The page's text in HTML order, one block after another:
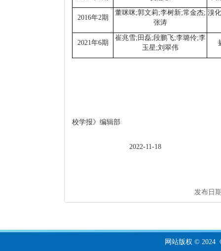
2016年2期
董咪咪;郭文莉;李树新;常金杰;
张涛
溴
2021年6期
崔兆雪; 田磊;段鹏飞;李璐伶;李
玉星;刘翠伟
校学报》编辑部
2022-11-18
发布日
网站版权 © 2024